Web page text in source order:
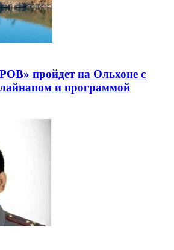
пройдет на Ольхоне с
и программой